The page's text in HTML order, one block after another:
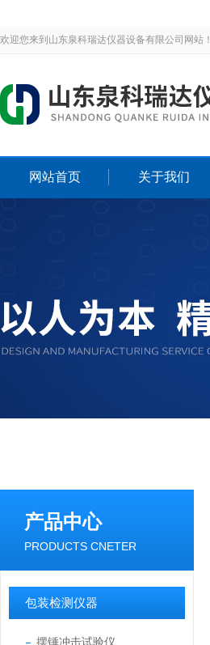
欢迎您来到山东泉科瑞达仪器设备有限公司网站！
网站首页 关于我们
产品中心
PRODUCTS CNETER
包装检测仪器
摆锤冲击试验仪